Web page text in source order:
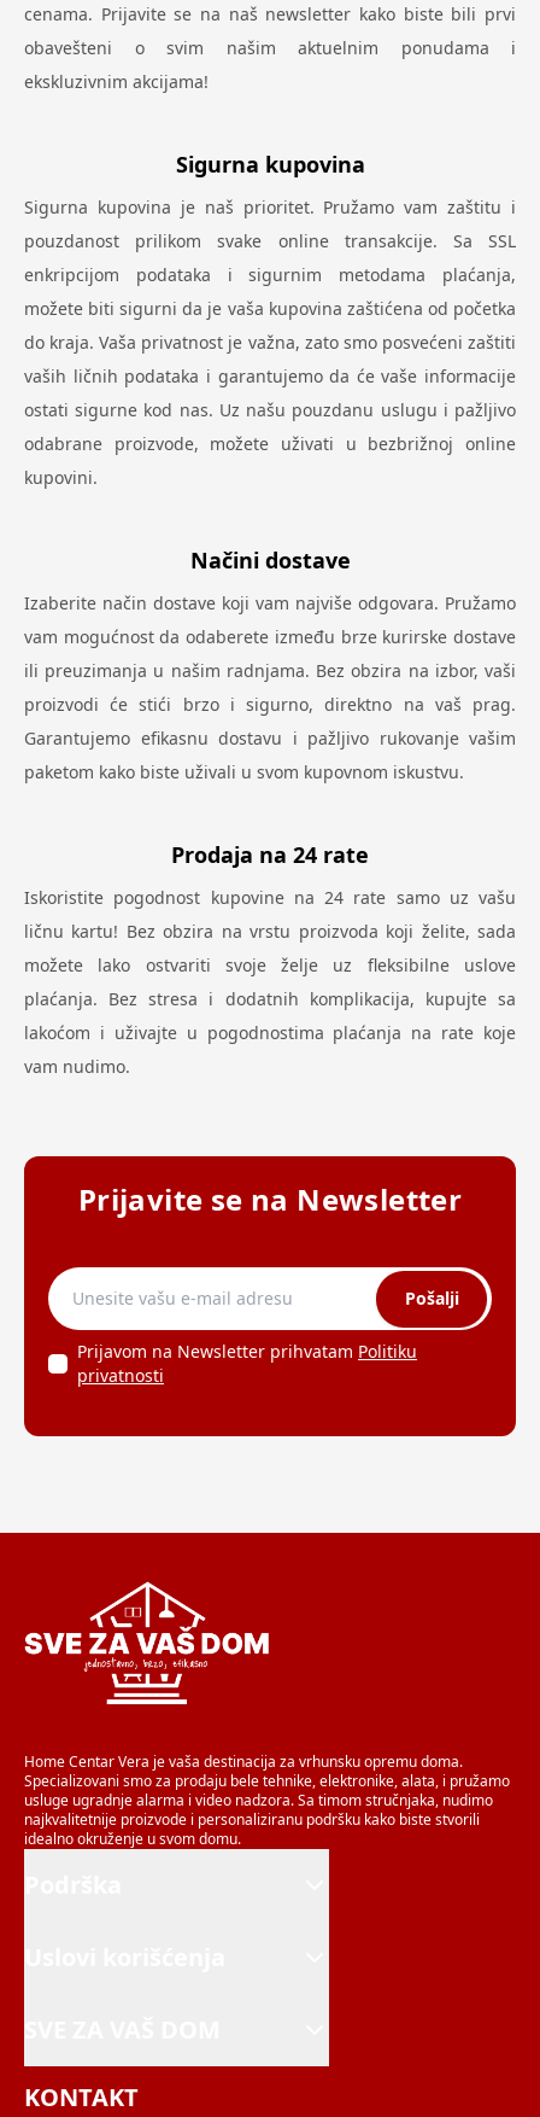
cenama. Prijavite se na naš newsletter kako biste bili prvi
obavešteni o svim našim aktuelnim ponudama i
ekskluzivnim akcijama!
Sigurna kupovina
Sigurna kupovina je naš prioritet. Pružamo vam zaštitu i
pouzdanost prilikom svake online transakcije. Sa SSL
enkripcijom podataka i sigurnim metodama plaćanja,
možete biti sigurni da je vaša kupovina zaštićena od početka
do kraja. Vaša privatnost je važna, zato smo posvećeni zaštiti
vaših ličnih podataka i garantujemo da će vaše informacije
ostati sigurne kod nas. Uz našu pouzdanu uslugu i pažljivo
odabrane proizvode, možete uživati u bezbrižnoj online
kupovini.
Načini dostave
Izaberite način dostave koji vam najviše odgovara. Pružamo
vam mogućnost da odaberete između brze kurirske dostave
ili preuzimanja u našim radnjama. Bez obzira na izbor, vaši
proizvodi će stići brzo i sigurno, direktno na vaš prag.
Garantujemo efikasnu dostavu i pažljivo rukovanje vašim
paketom kako biste uživali u svom kupovnom iskustvu.
Prodaja na 24 rate
Iskoristite pogodnost kupovine na 24 rate samo uz vašu
ličnu kartu! Bez obzira na vrstu proizvoda koji želite, sada
možete lako ostvariti svoje želje uz fleksibilne uslove
plaćanja. Bez stresa i dodatnih komplikacija, kupujte sa
lakoćom i uživajte u pogodnostima plaćanja na rate koje
vam nudimo.
Prijavite se na Newsletter
Pošalji
Prijavom na Newsletter prihvatam Politiku
privatnosti
Home Centar Vera je vaša destinacija za vrhunsku opremu doma.
Specializovani smo za prodaju bele tehnike, elektronike, alata, i pružamo
usluge ugradnje alarma i video nadzora. Sa timom stručnjaka, nudimo
najkvalitetnije proizvode i personaliziranu podršku kako biste stvorili
idealno okruženje u svom domu.
KONTAKT